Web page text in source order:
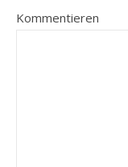
Kommentieren